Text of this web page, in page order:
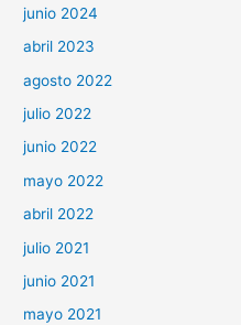
junio 2024
abril 2023
agosto 2022
julio 2022
junio 2022
mayo 2022
abril 2022
julio 2021
junio 2021
mayo 2021